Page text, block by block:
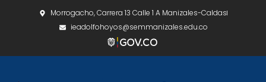
Morrogacho, Carrera 13 Calle 1 A Manizales-Caldas
ieadolfohoyos@semmanizales.edu.co